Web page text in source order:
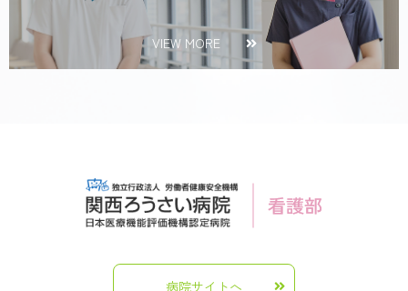
VIEW MORE
病院サイトへ